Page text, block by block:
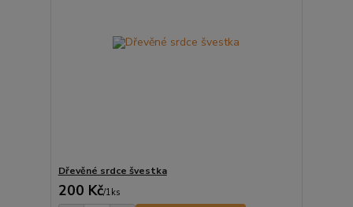
Dřevěné srdce švestka
200 Kč/1ks